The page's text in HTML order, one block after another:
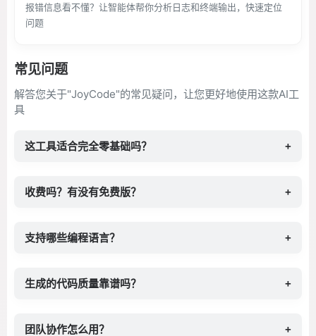
报错信息看不懂？让智能体帮你分析日志和终端输出，快速定位
问题
常见问题
解答您关于"JoyCode"的常见疑问，让您更好地使用这款AI工
具
这工具适合完全零基础吗？ +
收费吗？有没有免费版？ +
支持哪些编程语言？ +
生成的代码质量靠谱吗？ +
团队协作怎么用？ +